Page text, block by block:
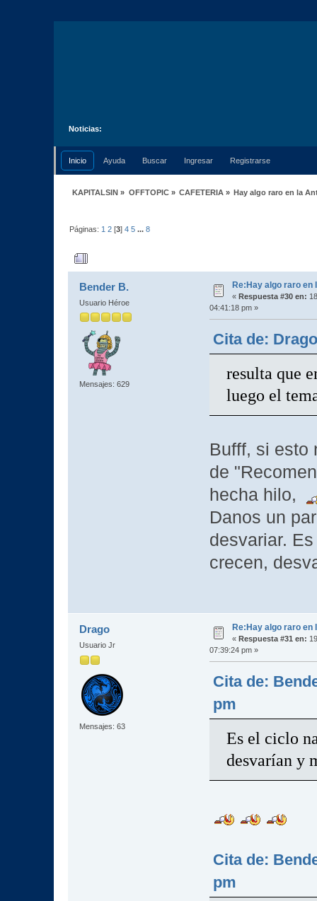
Noticias:
Inicio Ayuda Buscar Ingresar Registrarse
KAPITALSIN » OFFTOPIC» CAFETERIA» Hay algo raro en la
Páginas: 1 2 [3]4 5 ...8
Bender B.
Usuario Héroe
Mensajes: 629
Re:Hay algo raro en
« Respuesta #30 en:
04:41:18 pm »
Cita de:
resulta que
luego el
Bufff, si esto
de
hecha hilo,
Danos un
desvariar.
crecen,
Drago
Usuario Jr
Mensajes: 63
Re:Hay algo raro en
« Respuesta #31 en:
07:39:24 pm »
Cita de:
pm
Es el ciclo
desvarían y
Cita de:
pm